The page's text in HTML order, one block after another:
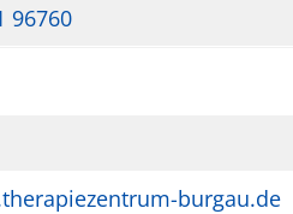
96760
burgau.de